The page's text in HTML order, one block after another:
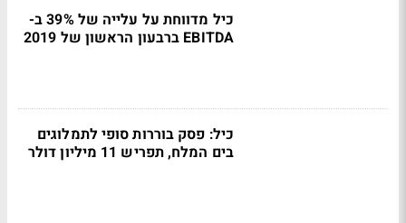
כיל מדווחת על עלייה של 39% ב-
EBITDA ברבעון הראשון של 2019
כיל: פסק בוררות סופי לתמלוגים
בים המלח, תפריש 11 מיליון דולר